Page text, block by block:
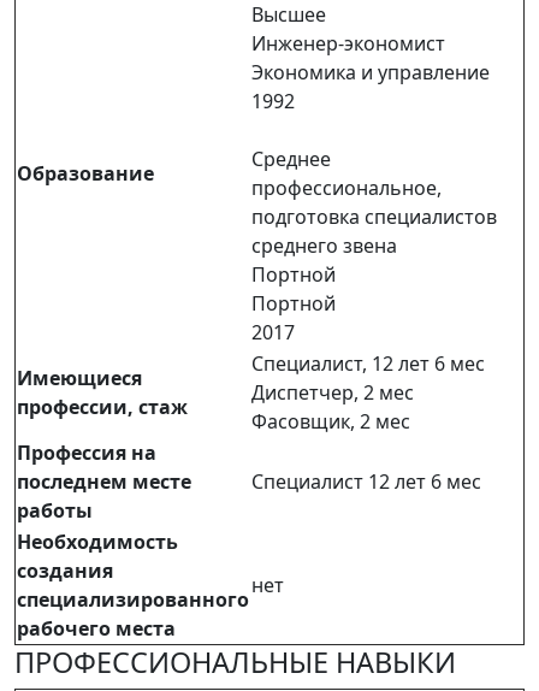
Образование
Высшее
Инженер-экономист
Экономика и управление
1992
Среднее
профессиональное,
подготовка специалистов
среднего звена
Портной
Портной
2017
Имеющиеся
профессии, стаж
Специалист, 12 лет 6 мес
Диспетчер, 2 мес
Фасовщик, 2 мес
Профессия на
последнем месте
работы
Специалист 12 лет 6 мес
Необходимость
создания
специализированного
рабочего места
нет
ПРОФЕССИОНАЛЬНЫЕ НАВЫКИ